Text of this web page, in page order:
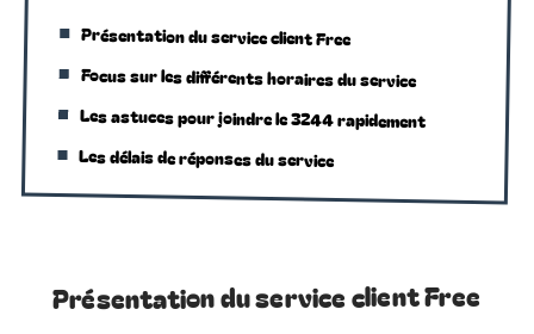
Présentation du service client Free
Focus sur les différents horaires du service
Les astuces pour joindre le 3244 rapidement
Les délais de réponses du service
Présentation du service client Free